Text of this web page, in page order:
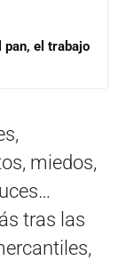
pan, el trabajo
miedos,
tras las